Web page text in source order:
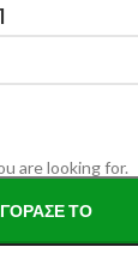
are looking for.
ΤΟ